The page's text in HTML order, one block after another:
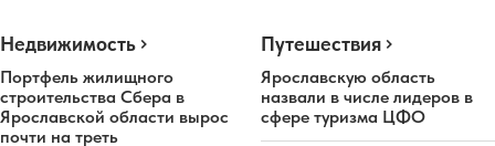
Недвижимость
Портфель жилищного
строительства Сбера в
Ярославской области вырос
почти на треть
Путешествия
Ярославскую область
назвали в числе лидеров в
сфере туризма ЦФО